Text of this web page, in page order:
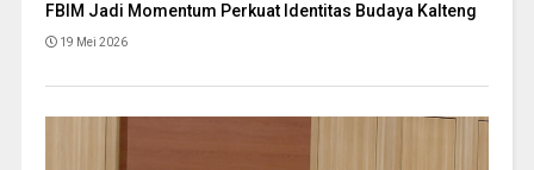
FBIM Jadi Momentum Perkuat Identitas Budaya Kalteng
19 Mei 2026